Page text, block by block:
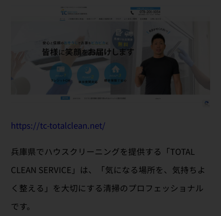
https://tc-totalclean.net/
兵庫県でハウスクリーニングを提供する「TOTAL
CLEAN SERVICE」は、「気になる場所を、気持ちよ
く整える」を大切にする清掃のプロフェッショナル
です。